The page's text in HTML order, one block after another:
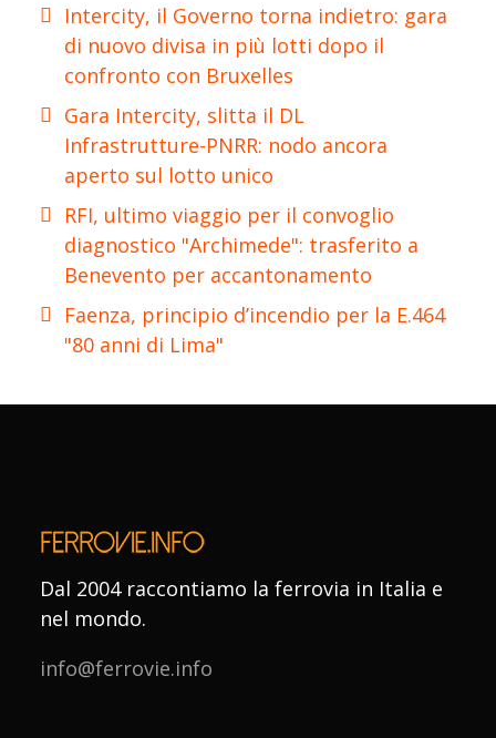
Intercity, il Governo torna indietro: gara
di nuovo divisa in più lotti dopo il
confronto con Bruxelles
Gara Intercity, slitta il DL
Infrastrutture-PNRR: nodo ancora
aperto sul lotto unico
RFI, ultimo viaggio per il convoglio
diagnostico "Archimede": trasferito a
Benevento per accantonamento
Faenza, principio d’incendio per la E.464
"80 anni di Lima"
Dal 2004 raccontiamo la ferrovia in Italia e
nel mondo.
info@ferrovie.info